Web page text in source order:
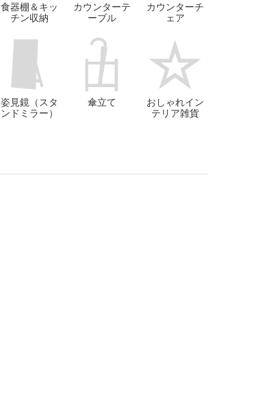
食器棚＆キッ
チン収納
カウンターテ
ーブル
カウンターチ
ェア
姿見鏡（スタ
ンドミラー）
傘立て
おしゃれイン
テリア雑貨